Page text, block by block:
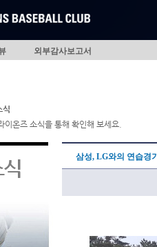
외부감사보고서
식
온즈 소식을 통해 확인해 보세요.
삼성, LG와의 연습경